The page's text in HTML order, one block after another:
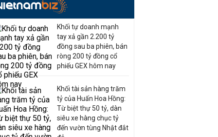
Khối tự doanh mạnh
tay xả gần 2.200 tỷ
đồng sau ba phiên, bán
ròng 200 tỷ đồng cổ
phiếu GEX hôm nay
Khối tài sản hàng trăm
tỷ của Huấn Hoa Hồng:
Từ biệt thự 50 tỷ, dàn
siêu xe hàng chục tỷ
đến vườn tùng Nhật đắt